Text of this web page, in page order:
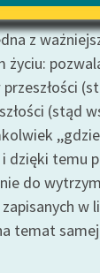
z
życiu:
(stąd
i dzięki temu
do
w
temat